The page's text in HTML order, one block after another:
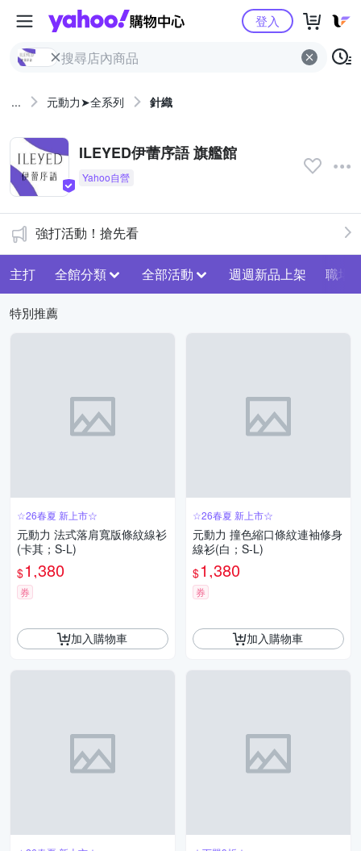
Yahoo購物中心
登入
... 元動力➤全系列 針織
ILEYED伊蕾序語 旗艦館
強打活動！搶先看
主打 全館分類 全部活動 週週新品上架 職場
特別推薦
☆26春夏 新上市☆
元動力 法式落肩寬版條紋線衫
(卡其；S-L)
$1,380
券
加入購物車
☆26春夏 新上市☆
元動力 撞色縮口條紋連袖修身
線衫(白；S-L)
$1,380
券
加入購物車